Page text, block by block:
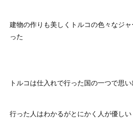
建物の作りも美しくトルコの色々なジ
った
トルコは仕入れで行った国の一つで思
行った人はわかるがとにかく人が優しい